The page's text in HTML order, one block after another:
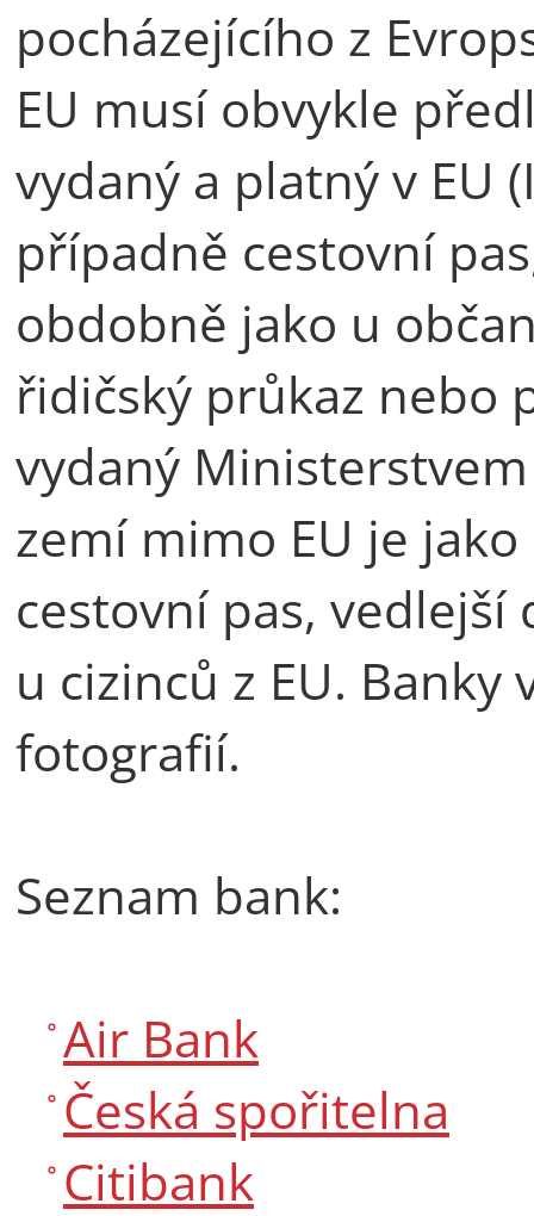
pocházejícího z
EU musí obvykle
vydaný a platný v EU
případně cestovní
obdobně jako u
řidičský průkaz nebo
vydaný
zemí mimo EU je
cestovní pas,
u cizinců z EU.
fotografií.
Seznam bank:
Air Bank
Česká spořitelna
Citibank